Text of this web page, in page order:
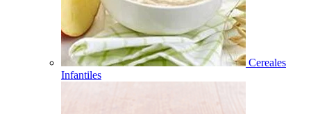
Cereales
Infantiles